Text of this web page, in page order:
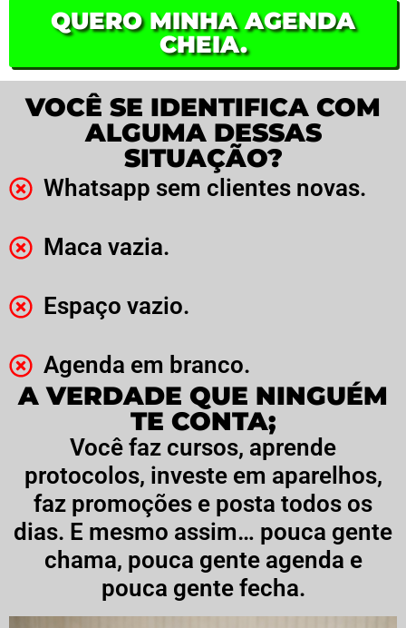
QUERO MINHA AGENDA
CHEIA.
VOCÊ SE IDENTIFICA COM
ALGUMA DESSAS
SITUAÇÃO?
Whatsapp sem clientes novas.
Maca vazia.
Espaço vazio.
Agenda em branco.
A VERDADE QUE NINGUÉM
TE CONTA;
Você faz cursos, aprende
protocolos, investe em aparelhos,
faz promoções e posta todos os
dias. E mesmo assim… pouca gente
chama, pouca gente agenda e
pouca gente fecha.